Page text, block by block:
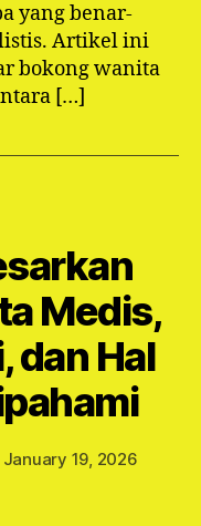
yang benar-
Artikel ini
bokong wanita
[…]
Medis,
dan Hal
January 19, 2026